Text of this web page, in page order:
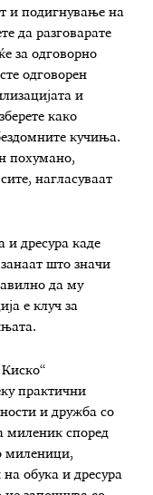
и подигнување на
да разговарате
за одговорно
одговорен
и
како
кучиња.
похумано,
нагласуваат
и дресура каде
што значи
да му
е клуч за
практични
и дружба со
миленик според
миленици,
на обука и дресура